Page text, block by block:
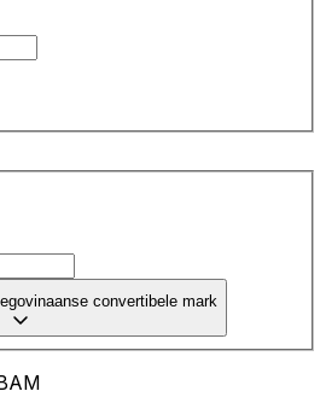
convertibele mark